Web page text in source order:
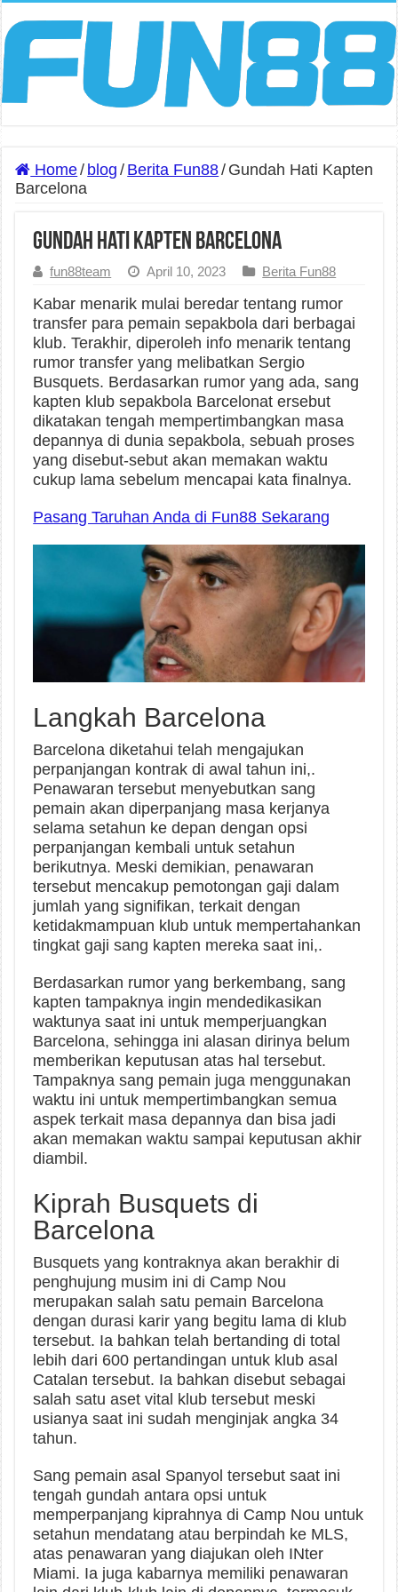
Home/ blog / Berita Fun88/ Gundah Hati Kapten
Barcelona
Gundah Hati Kapten Barcelona
fun88team April 10, 2023 Berita Fun88
Kabar menarik mulai beredar tentang rumor
transfer para pemain sepakbola dari berbagai
klub. Terakhir, diperoleh info menarik tentang
rumor transfer yang melibatkan Sergio
Busquets. Berdasarkan rumor yang ada, sang
kapten klub sepakbola Barcelonat ersebut
dikatakan tengah mempertimbangkan masa
depannya di dunia sepakbola, sebuah proses
yang disebut-sebut akan memakan waktu
cukup lama sebelum mencapai kata finalnya.
Pasang Taruhan Anda di Fun88 Sekarang
Langkah Barcelona
Barcelona diketahui telah mengajukan
perpanjangan kontrak di awal tahun ini,.
Penawaran tersebut menyebutkan sang
pemain akan diperpanjang masa kerjanya
selama setahun ke depan dengan opsi
perpanjangan kembali untuk setahun
berikutnya. Meski demikian, penawaran
tersebut mencakup pemotongan gaji dalam
jumlah yang signifikan, terkait dengan
ketidakmampuan klub untuk mempertahankan
tingkat gaji sang kapten mereka saat ini,.
Berdasarkan rumor yang berkembang, sang
kapten tampaknya ingin mendedikasikan
waktunya saat ini untuk memperjuangkan
Barcelona, sehingga ini alasan dirinya belum
memberikan keputusan atas hal tersebut.
Tampaknya sang pemain juga menggunakan
waktu ini untuk mempertimbangkan semua
aspek terkait masa depannya dan bisa jadi
akan memakan waktu sampai keputusan akhir
diambil.
Kiprah Busquets di
Barcelona
Busquets yang kontraknya akan berakhir di
penghujung musim ini di Camp Nou
merupakan salah satu pemain Barcelona
dengan durasi karir yang begitu lama di klub
tersebut. Ia bahkan telah bertanding di total
lebih dari 600 pertandingan untuk klub asal
Catalan tersebut. Ia bahkan disebut sebagai
salah satu aset vital klub tersebut meski
usianya saat ini sudah menginjak angka 34
tahun.
Sang pemain asal Spanyol tersebut saat ini
tengah gundah antara opsi untuk
memperpanjang kiprahnya di Camp Nou untuk
setahun mendatang atau berpindah ke MLS,
atas penawaran yang diajukan oleh INter
Miami. Ia juga kabarnya memiliki penawaran